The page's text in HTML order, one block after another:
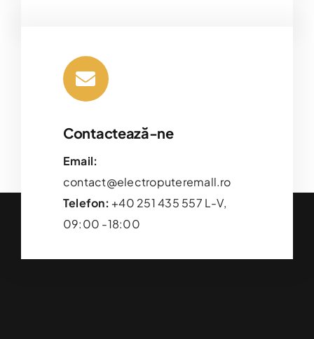
Contactează-ne
Email:
contact@electroputeremall.ro
Telefon: +40 251 435 557 L-V,
09:00 -18:00